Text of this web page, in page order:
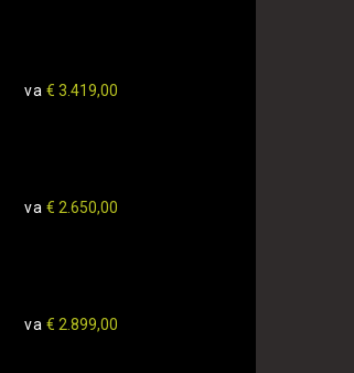
va € 3.419,00
va € 2.650,00
va € 2.899,00